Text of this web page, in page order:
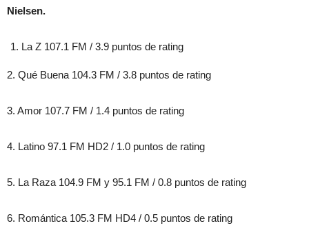
Nielsen.
La Z 107.1 FM / 3.9 puntos de rating
2. Qué Buena 104.3 FM / 3.8 puntos de rating
3. Amor 107.7 FM / 1.4 puntos de rating
4. Latino 97.1 FM HD2 / 1.0 puntos de rating
5. La Raza 104.9 FM y 95.1 FM / 0.8 puntos de rating
6. Romántica 105.3 FM HD4 / 0.5 puntos de rating